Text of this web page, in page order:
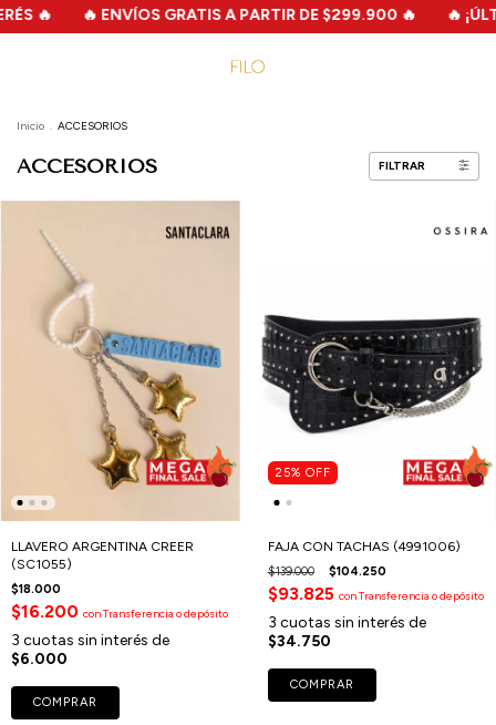
ENVÍOS GRATIS A PARTIR DE $299.900 🔥 🔥 ¡ÚLTIMA
Inicio . ACCESORIOS
ACCESORIOS FILTRAR
LLAVERO ARGENTINA CREER
(SC1055)
$18.000
$16.200 conTransferencia o depósito
3 cuotas sin interés de
$6.000
COMPRAR
25% OFF
FAJA CON TACHAS (4991006)
$139.000 $104.250
$93.825 conTransferencia o depósito
3 cuotas sin interés de
$34.750
COMPRAR